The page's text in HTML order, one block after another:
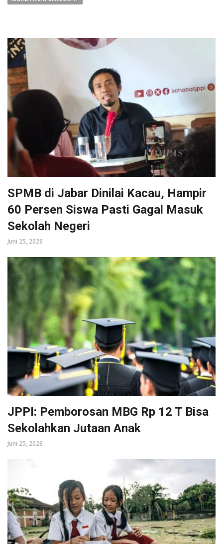
SPMB di Jabar Dinilai Kacau, Hampir
60 Persen Siswa Pasti Gagal Masuk
Sekolah Negeri
Juni 25, 2026
JPPI: Pemborosan MBG Rp 12 T Bisa
Sekolahkan Jutaan Anak
Juni 25, 2026